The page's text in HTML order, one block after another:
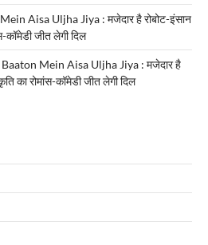
Aisa Uljha Jiya : मजेदार है रोबोट-इंसान
कॉमेडी जीत लेगी दिल
Mein Aisa Uljha Jiya : मजेदार है
का रोमांस-कॉमेडी जीत लेगी दिल